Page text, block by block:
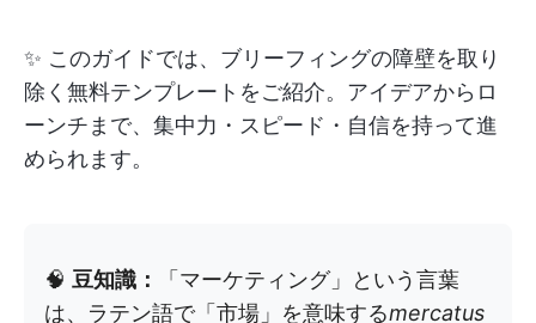
✨ このガイドでは、ブリーフィングの障壁を取り
除く無料テンプレートをご紹介。アイデアからロ
ーンチまで、集中力・スピード・自信を持って進
められます。
🧠 豆知識：
「マーケティング」という言葉
は、ラテン語で「市場」を意味するmercatus